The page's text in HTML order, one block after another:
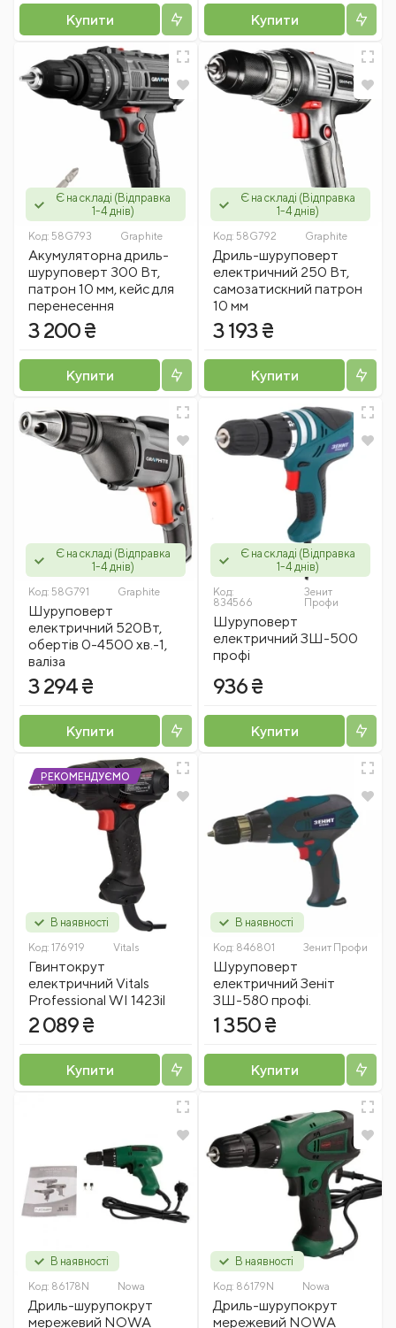
Купити Купити
Є на складі (Відправка
1-4 днів)
Код: 58G793 Graphite
Акумуляторна дриль-
шуруповерт 300 Вт,
патрон 10 мм, кейс для
перенесення
3 200 ₴
Купити
Є на складі (Відправка
1-4 днів)
Код: 58G792 Graphite
Дриль-шуруповерт
електричний 250 Вт,
самозатискний патрон
10 мм
3 193 ₴
Купити
Є на складі (Відправка
1-4 днів)
Код: 58G791 Graphite
Шуруповерт
електричний 520Вт,
обертів 0-4500 хв.-1,
валіза
3 294 ₴
Купити
Є на складі (Відправка
1-4 днів)
Код:
834566
Зенит
Профи
Шуруповерт
електричний ЗШ-500
профі
936 ₴
Купити
В наявності
РЕКОМЕНДУЄМО
Код: 176919 Vitals
Гвинтокрут
електричний Vitals
Professional WI 1423il
2 089 ₴
Купити
В наявності
Код: 846801 Зенит Профи
Шуруповерт
електричний Зеніт
ЗШ-580 профі.
1 350 ₴
Купити
В наявності
Код: 86178N Nowa
Дриль-шурупокрут
мережевий NOWA
В наявності
Код: 86179N Nowa
Дриль-шурупокрут
мережевий NOWA